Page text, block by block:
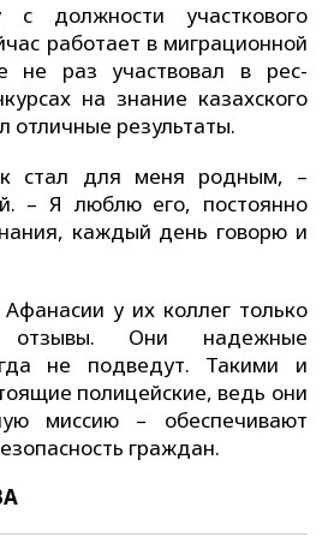
с должности участкового
работает в миграционной
не раз участвовал в рес­
на знание казахского
отличные результаты.
стал для меня родным, –
– Я люблю его, постоянно
каждый день говорю и
у их коллег только
отзывы. Они надежные
не подведут. Такими и
полицейские, ведь они
миссию – обеспечивают
граждан.